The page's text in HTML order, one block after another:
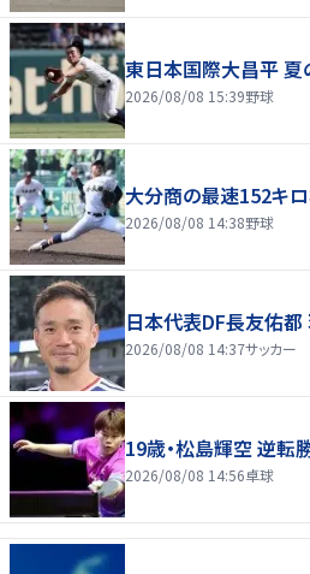
東日本国際大昌平 夏
2026/08/08 15:39野球
大分商の最速152キ
2026/08/08 14:38野球
日本代表DF長友佑
2026/08/08 14:37サッカー
19歳・松島輝空 逆転
2026/08/08 14:56卓球